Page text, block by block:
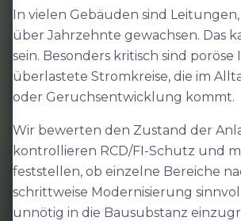
In vielen Gebäuden sind
über Jahrzehnte gewachsen. Das
sein. Besonders kritisch sind
überlastete Stromkreise, die im
oder Geruchsentwicklung kommt.
Wir bewerten den Zustand der
kontrollieren RCD/FI-Schutz und
feststellen, ob einzelne Bereiche
schrittweise Modernisierung
unnötig in die Bausubstanz